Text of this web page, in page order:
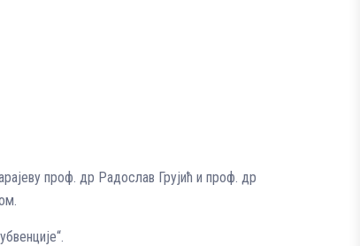
проф. др Радослав Грујић и проф. др